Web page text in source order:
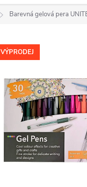
Barevná gelová pera
VÝPRODEJ